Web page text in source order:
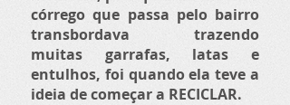
córrego que passa pelo bairro
transbordava trazendo
muitas garrafas, latas e
entulhos, foi quando ela teve a
ideia de começar a RECICLAR.